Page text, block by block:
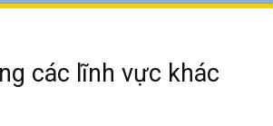
các lĩnh vực khác